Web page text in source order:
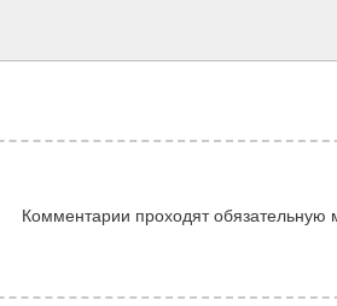
Комментарии проходят обязательную